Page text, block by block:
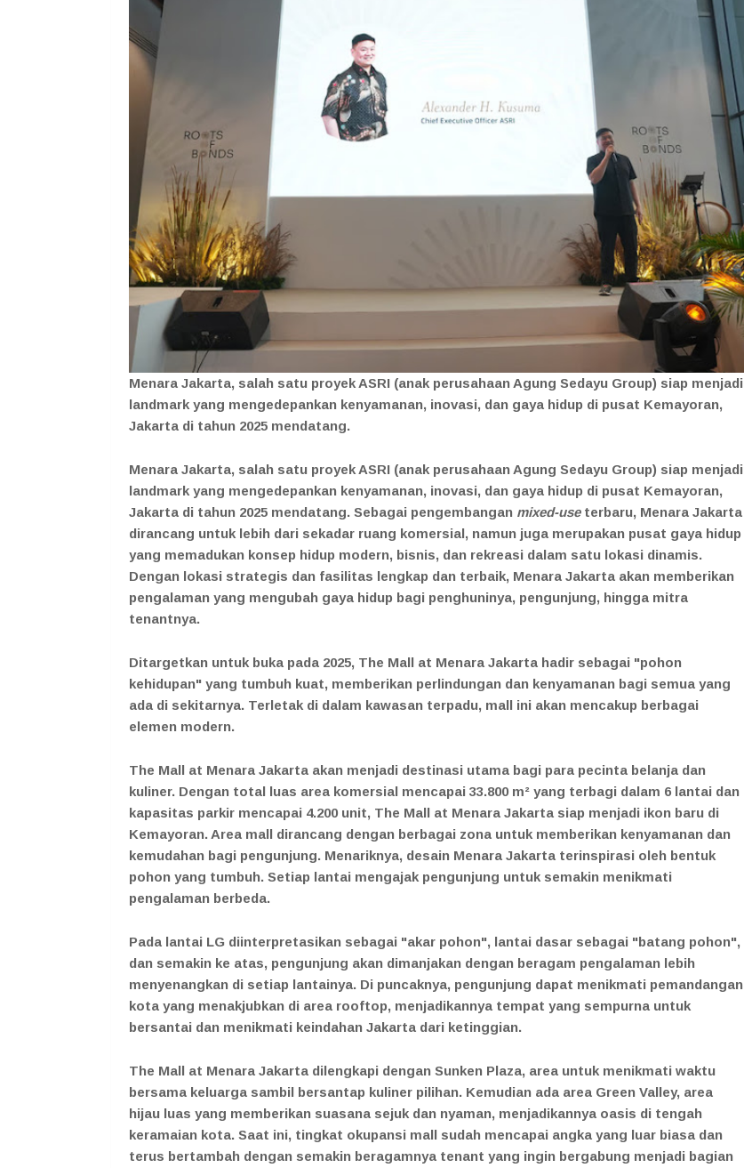
Menara Jakarta, salah satu proyek ASRI (anak perusahaan Agung Sedayu Group) siap menjadi
landmark yang mengedepankan kenyamanan, inovasi, dan gaya hidup di pusat Kemayoran,
Jakarta di tahun 2025 mendatang.
Menara Jakarta, salah satu proyek ASRI (anak perusahaan Agung Sedayu Group) siap menjadi
landmark yang mengedepankan kenyamanan, inovasi, dan gaya hidup di pusat Kemayoran,
Jakarta di tahun 2025 mendatang. Sebagai pengembangan mixed-useterbaru, Menara Jakarta
dirancang untuk lebih dari sekadar ruang komersial, namun juga merupakan pusat gaya hidup
yang memadukan konsep hidup modern, bisnis, dan rekreasi dalam satu lokasi dinamis.
Dengan lokasi strategis dan fasilitas lengkap dan terbaik, Menara Jakarta akan memberikan
pengalaman yang mengubah gaya hidup bagi penghuninya, pengunjung, hingga mitra
tenantnya.
Ditargetkan untuk buka pada 2025, The Mall at Menara Jakarta hadir sebagai "pohon
kehidupan" yang tumbuh kuat, memberikan perlindungan dan kenyamanan bagi semua yang
ada di sekitarnya. Terletak di dalam kawasan terpadu, mall ini akan mencakup berbagai
elemen modern.
The Mall at Menara Jakarta akan menjadi destinasi utama bagi para pecinta belanja dan
kuliner. Dengan total luas area komersial mencapai 33.800 m² yang terbagi dalam 6 lantai dan
kapasitas parkir mencapai 4.200 unit, The Mall at Menara Jakarta siap menjadi ikon baru di
Kemayoran. Area mall dirancang dengan berbagai zona untuk memberikan kenyamanan dan
kemudahan bagi pengunjung. Menariknya, desain Menara Jakarta terinspirasi oleh bentuk
pohon yang tumbuh. Setiap lantai mengajak pengunjung untuk semakin menikmati
pengalaman berbeda.
Pada lantai LG diinterpretasikan sebagai "akar pohon", lantai dasar sebagai "batang pohon",
dan semakin ke atas, pengunjung akan dimanjakan dengan beragam pengalaman lebih
menyenangkan di setiap lantainya. Di puncaknya, pengunjung dapat menikmati pemandangan
kota yang menakjubkan di area rooftop, menjadikannya tempat yang sempurna untuk
bersantai dan menikmati keindahan Jakarta dari ketinggian.
The Mall at Menara Jakarta dilengkapi dengan Sunken Plaza, area untuk menikmati waktu
bersama keluarga sambil bersantap kuliner pilihan. Kemudian ada area Green Valley, area
hijau luas yang memberikan suasana sejuk dan nyaman, menjadikannya oasis di tengah
keramaian kota. Saat ini, tingkat okupansi mall sudah mencapai angka yang luar biasa dan
terus bertambah dengan semakin beragamnya tenant yang ingin bergabung menjadi bagian